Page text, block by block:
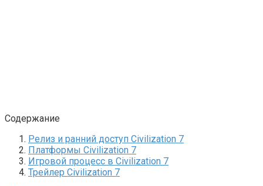
Содержание
Релиз и ранний доступ Civilization 7
Платформы Civilization 7
Игровой процесс в Civilization 7
Трейлер Civilization 7